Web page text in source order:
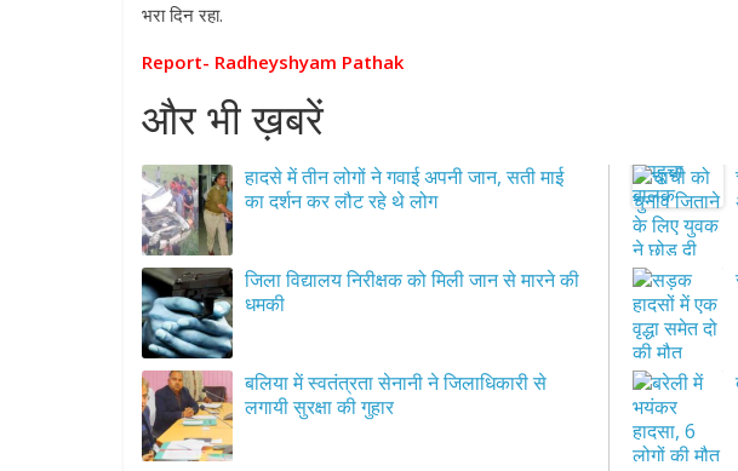
भरा दिन रहा.
Report- Radheyshyam Pathak
और भी ख़बरें
हादसे में तीन लोगों ने गवाई अपनी जान, सती माई
का दर्शन कर लौट रहे थे लोग
जिला विद्यालय निरीक्षक को मिली जान से मारने की
धमकी
बलिया में स्वतंत्रता सेनानी ने जिलाधिकारी से
लगायी सुरक्षा की गुहार